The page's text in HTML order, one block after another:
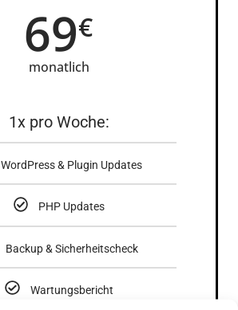
69€
monatlich
1x pro Woche:
WordPress & Plugin Updates
PHP Updates
Backup & Sicherheitscheck
Wartungsbericht